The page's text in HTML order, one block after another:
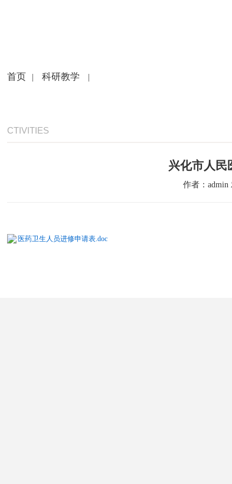
医院动态 党建文化
首页 科研教学
CTIVITIES
兴化市人民
作者：admin
医药卫生人员进修申请表.doc